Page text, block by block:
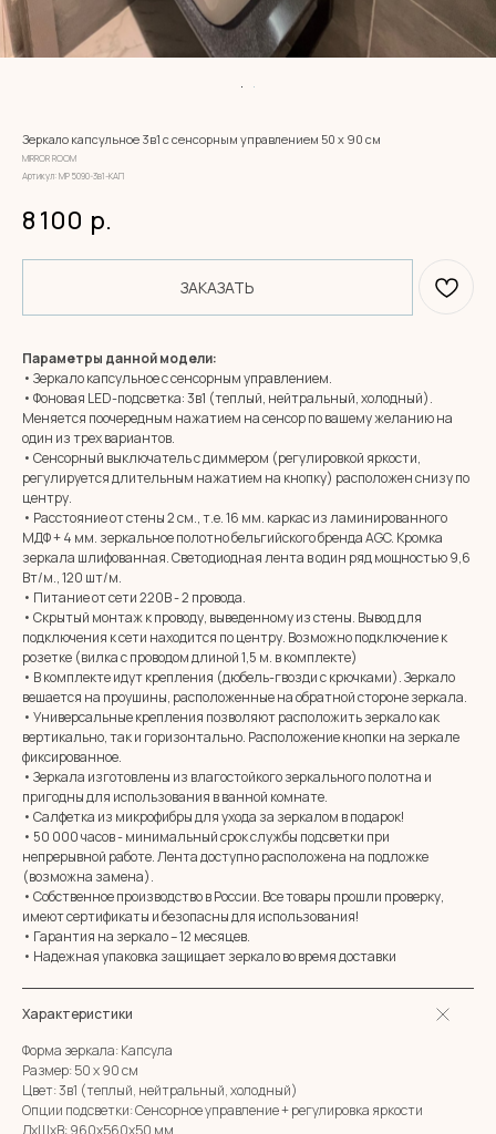
Зеркало капсульное 3в1 с сенсорным управлением 50 х 90 см
MIRROR ROOM
Артикул:МР 5090-3в1-КАП
8 100 р.
ЗАКАЗАТЬ
Параметры данной модели:
• Зеркало капсульное с сенсорным управлением.
• Фоновая LED-подсветка: 3в1 (теплый, нейтральный, холодный).
Меняется поочередным нажатием на сенсор по вашему желанию на
один из трех вариантов.
• Сенсорный выключатель с диммером (регулировкой яркости,
регулируется длительным нажатием на кнопку) расположен снизу по
центру.
• Расстояние от стены 2 см., т.е. 16 мм. каркас из ламинированного
МДФ + 4 мм. зеркальное полотно бельгийского бренда AGC. Кромка
зеркала шлифованная. Светодиодная лента в один ряд мощностью 9,6
Вт/м., 120 шт/м.
• Питание от сети 220В - 2 провода.
• Скрытый монтаж к проводу, выведенному из стены. Вывод для
подключения к сети находится по центру. Возможно подключение к
розетке (вилка с проводом длиной 1,5 м. в комплекте)
• В комплекте идут крепления (дюбель-гвозди с крючками). Зеркало
вешается на проушины, расположенные на обратной стороне зеркала.
• Универсальные крепления позволяют расположить зеркало как
вертикально, так и горизонтально. Расположение кнопки на зеркале
фиксированное.
• Зеркала изготовлены из влагостойкого зеркального полотна и
пригодны для использования в ванной комнате.
• Салфетка из микрофибры для ухода за зеркалом в подарок!
• 50 000 часов - минимальный срок службы подсветки при
непрерывной работе. Лента доступно расположена на подложке
(возможна замена).
• Собственное производство в России. Все товары прошли проверку,
имеют сертификаты и безопасны для использования!
• Гарантия на зеркало – 12 месяцев.
• Надежная упаковка защищает зеркало во время доставки
Характеристики
Форма зеркала: Капсула
Размер: 50 х 90 см
Цвет: 3в1 (теплый, нейтральный, холодный)
Опции подсветки: Сенсорное управление + регулировка яркости
ДxШxВ: 960x560x50 мм
MIRROR ROOM
+7 (961) 595-72-73
E-mail:
Адрес: 350037, г. Краснодар,
х. им. Ленина, ДНТ Виктория,
ул. Казачья, д. 2А
zerkala@ksk23.ru
Остались вопросы?
Оставь заявку и мы с Вами свяжемся
Имя
Телефон
+7